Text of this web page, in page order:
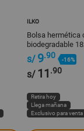
ILKO
Bolsa hermética
biodegradable
Ilko
s/ 9.90 -16%
s/ 11 .90
Retira hoy
Llega mañana
Exclusivo para